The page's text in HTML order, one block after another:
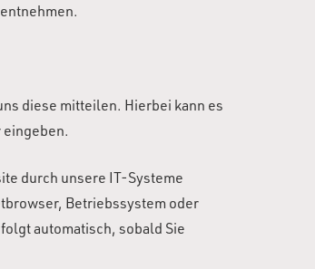
diese mitteilen. Hierbei kann es
eingeben.
durch unsere IT-Systeme
Betriebssystem oder
automatisch, sobald Sie